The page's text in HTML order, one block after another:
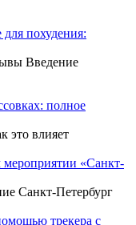
похудения:
Введение
полное
это влияет
«Санкт-
Санкт-Петербург
трекера с